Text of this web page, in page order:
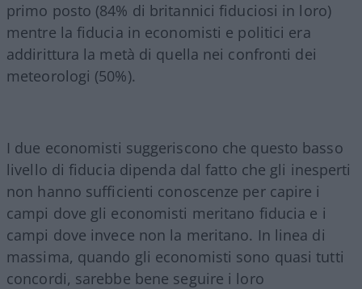
primo posto (84% di britannici fiduciosi in loro)
mentre la fiducia in economisti e politici era
addirittura la metà di quella nei confronti dei
meteorologi (50%).
I due economisti suggeriscono che questo basso
livello di fiducia dipenda dal fatto che gli inesperti
non hanno sufficienti conoscenze per capire i
campi dove gli economisti meritano fiducia e i
campi dove invece non la meritano. In linea di
massima, quando gli economisti sono quasi tutti
concordi, sarebbe bene seguire i loro